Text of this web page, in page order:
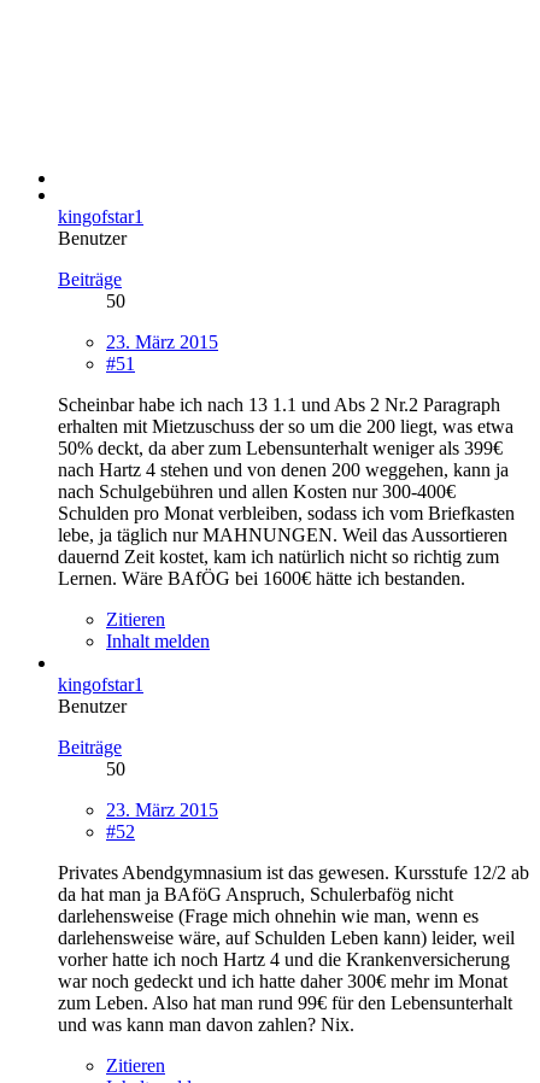
kingofstar1
Benutzer
Beiträge
50
23. März 2015
#51
Scheinbar habe ich nach 13 1.1 und Abs 2 Nr.2 Paragraph
erhalten mit Mietzuschuss der so um die 200 liegt, was etwa
50% deckt, da aber zum Lebensunterhalt weniger als 399€
nach Hartz 4 stehen und von denen 200 weggehen, kann ja
nach Schulgebühren und allen Kosten nur 300-400€
Schulden pro Monat verbleiben, sodass ich vom Briefkasten
lebe, ja täglich nur MAHNUNGEN. Weil das Aussortieren
dauernd Zeit kostet, kam ich natürlich nicht so richtig zum
Lernen. Wäre BAfÖG bei 1600€ hätte ich bestanden.
Zitieren
Inhalt melden
kingofstar1
Benutzer
Beiträge
50
23. März 2015
#52
Privates Abendgymnasium ist das gewesen. Kursstufe 12/2 ab
da hat man ja BAföG Anspruch, Schulerbafög nicht
darlehensweise (Frage mich ohnehin wie man, wenn es
darlehensweise wäre, auf Schulden Leben kann) leider, weil
vorher hatte ich noch Hartz 4 und die Krankenversicherung
war noch gedeckt und ich hatte daher 300€ mehr im Monat
zum Leben. Also hat man rund 99€ für den Lebensunterhalt
und was kann man davon zahlen? Nix.
Zitieren